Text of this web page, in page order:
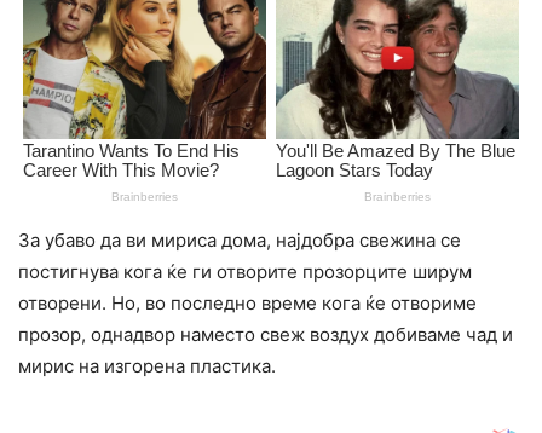
За убаво да ви мириса дома, најдобра свежина се
постигнува кога ќе ги отворите прозорците ширум
отворени. Но, во последно време кога ќе отвориме
прозор, однадвор наместо свеж воздух добиваме чад и
мирис на изгорена пластика.